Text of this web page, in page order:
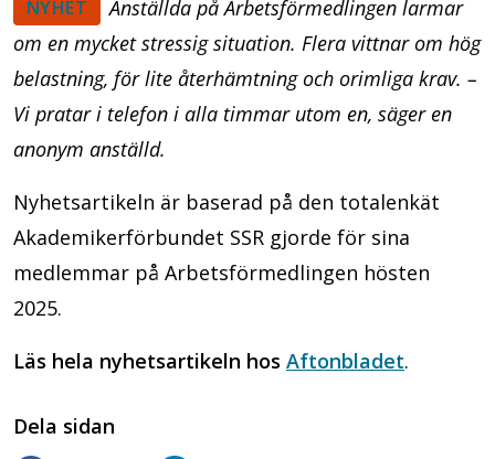
NYHET
Anställda på Arbetsförmedlingen larmar
om en mycket stressig situation. Flera vittnar om hög
belastning, för lite återhämtning och orimliga krav. –
Vi pratar i telefon i alla timmar utom en, säger en
anonym anställd.
Nyhetsartikeln är baserad på den totalenkät
Akademikerförbundet SSR gjorde för sina
medlemmar på Arbetsförmedlingen hösten
2025.
Läs hela nyhetsartikeln hos Aftonbladet.
Dela sidan